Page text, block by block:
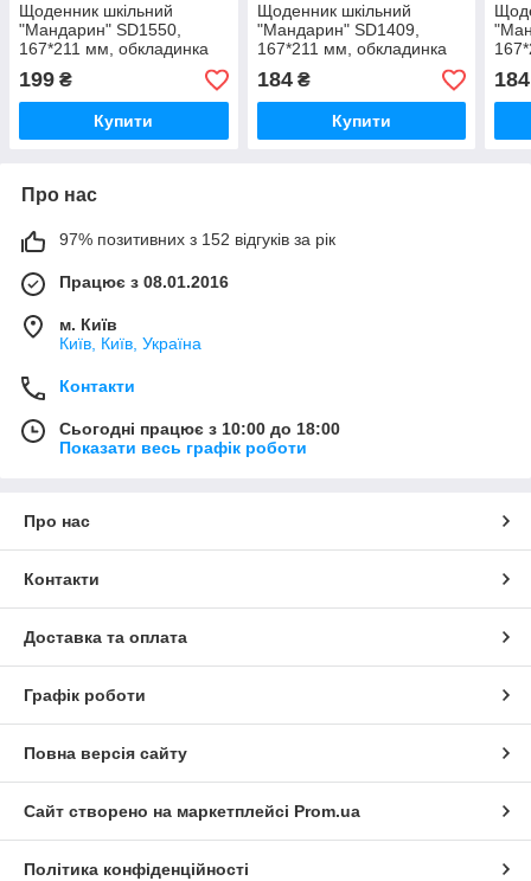
Щоденник шкільний
"Мандарин" SD1550,
167*211 мм, обкладинка
кожзам, 48аркушів, шт
199 ₴
Купити
Щоденник шкільний
"Мандарин" SD1409,
167*211 мм, обкладинка
кожзам, 48аркушів, шт
184₴
Купити
184
Про нас
97% позитивних з 152 відгуків за рік
Працює з 08.01.2016
м. Київ
Київ, Київ, Україна
Контакти
Сьогодні працює з 10:00 до 18:00
Показати весь графік роботи
Про нас
Контакти
Доставка та оплата
Графік роботи
Повна версія сайту
Сайт створено на маркетплейсі Prom.ua
Політика конфіденційності